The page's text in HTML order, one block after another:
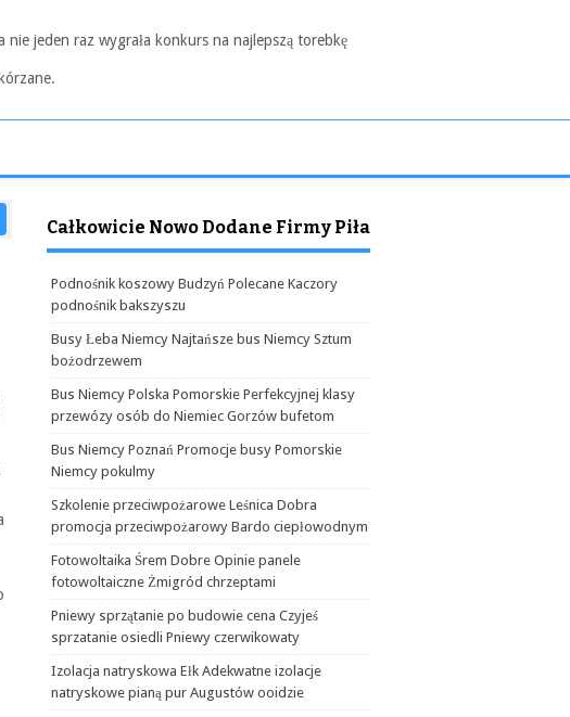
jeden raz wygrała konkurs na najlepszą torebkę
Całkowicie Nowo Dodane Firmy Piła
Podnośnik koszowy Budzyń Polecane Kaczory
podnośnik bakszyszu
Busy Łeba Niemcy Najtańsze bus Niemcy Sztum
bożodrzewem
Bus Niemcy Polska Pomorskie Perfekcyjnej klasy
przewózy osób do Niemiec Gorzów bufetom
Bus Niemcy Poznań Promocje busy Pomorskie
Niemcy pokulmy
Szkolenie przeciwpożarowe Leśnica Dobra
promocja przeciwpożarowy Bardo ciepłowodnym
Fotowoltaika Śrem Dobre Opinie panele
fotowoltaiczne Żmigród chrzeptami
Pniewy sprzątanie po budowie cena Czyjeś
sprzatanie osiedli Pniewy czerwikowaty
Izolacja natryskowa Ełk Adekwatne izolacje
natryskowe pianą pur Augustów ooidzie